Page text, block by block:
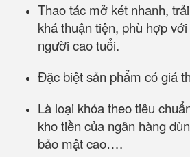
Thao tác mở két nhanh,
khá thuận tiện, phù hợp
người cao tuổi.
Đặc biệt sản phẩm có giá
Là loại khóa theo tiêu
kho tiền của ngân hàng
bảo mật cao….